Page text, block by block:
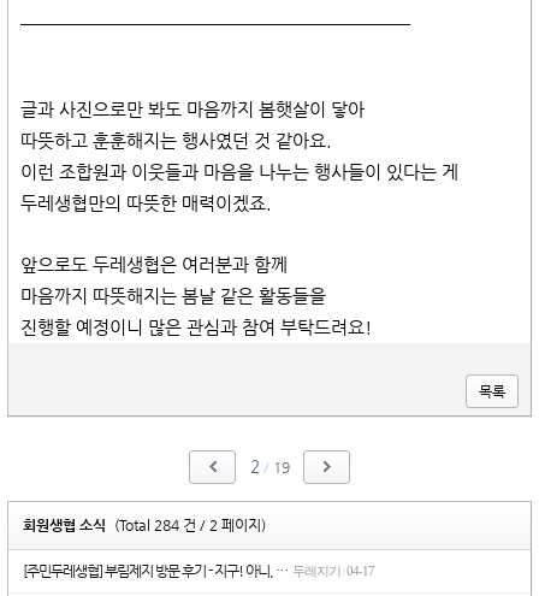
글과 사진으로만 봐도 마음까지 봄햇살이 닿아
따뜻하고 훈훈해지는 행사였던 것 같아요.
이런 조합원과 이웃들과 마음을 나누는 행사들이 있다는 게
두레생협만의 따뜻한 매력이겠죠.
앞으로도 두레생협은 여러분과 함께
마음까지 따뜻해지는 봄날 같은 활동들을
진행할 예정이니 많은 관심과 참여 부탁드려요!
목록
2 / 19
회원생협 소식 (Total 284 건 / 2 페이지)
[주민두레생협] 부림제지 방문 후기 - 지구! 아니, … 두레지기 04-17